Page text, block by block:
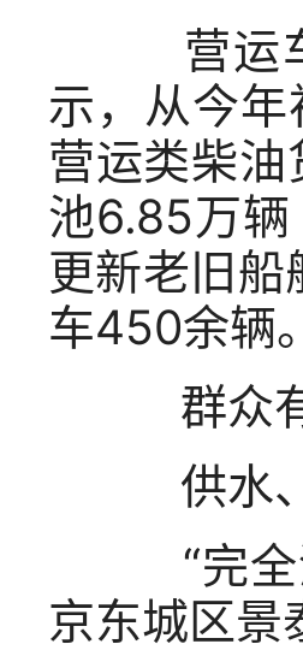
营运车
示，从今
营运类柴
池6.85万
更新老旧
车450余辆。
群众有
供水、
“完全没
京东城区景